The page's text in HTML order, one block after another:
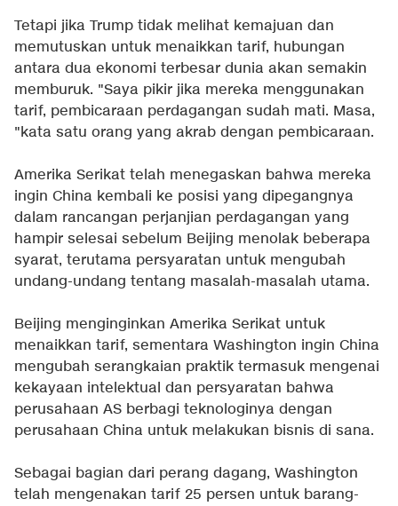
Tetapi jika Trump tidak melihat kemajuan dan
memutuskan untuk menaikkan tarif, hubungan
antara dua ekonomi terbesar dunia akan semakin
memburuk. "Saya pikir jika mereka menggunakan
tarif, pembicaraan perdagangan sudah mati. Masa,
"kata satu orang yang akrab dengan pembicaraan.
Amerika Serikat telah menegaskan bahwa mereka
ingin China kembali ke posisi yang dipegangnya
dalam rancangan perjanjian perdagangan yang
hampir selesai sebelum Beijing menolak beberapa
syarat, terutama persyaratan untuk mengubah
undang-undang tentang masalah-masalah utama.
Beijing menginginkan Amerika Serikat untuk
menaikkan tarif, sementara Washington ingin China
mengubah serangkaian praktik termasuk mengenai
kekayaan intelektual dan persyaratan bahwa
perusahaan AS berbagi teknologinya dengan
perusahaan China untuk melakukan bisnis di sana.
Sebagai bagian dari perang dagang, Washington
telah mengenakan tarif 25 persen untuk barang-